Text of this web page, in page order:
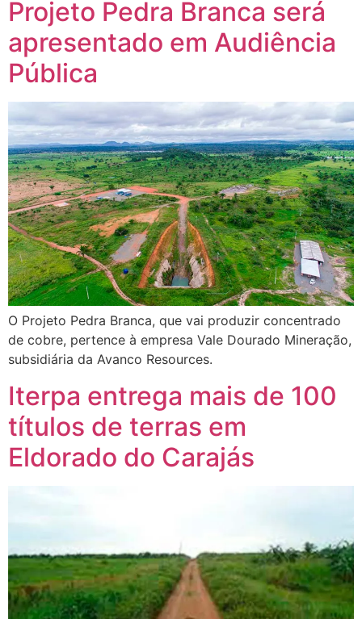
Projeto Pedra Branca será
apresentado em Audiência
Pública
O Projeto Pedra Branca, que vai produzir concentrado
de cobre, pertence à empresa Vale Dourado Mineração,
subsidiária da Avanco Resources.
Iterpa entrega mais de 100
títulos de terras em
Eldorado do Carajás